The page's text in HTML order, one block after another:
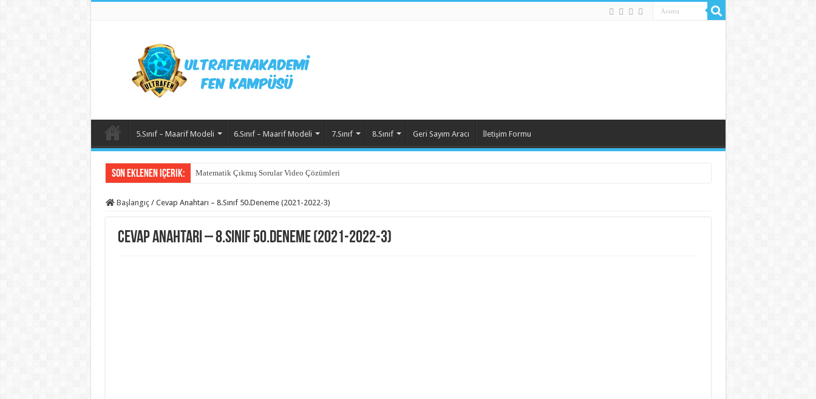
5.Sınıf – Maarif Modeli 6.Sınıf – Maarif Modeli 7.Sınıf 8.Sınıf Geri Sayım Aracı İletişim Formu
Son Eklenen içerik: Matematik Çıkmış Sorular Video Çözümleri
Matematik 6.Ünite Örnek Sorular Video Çözümleri
Başlangıç / Cevap Anahtarı – 8.Sınıf 50.Deneme (2021-2022-3)
Cevap Anahtarı – 8.Sınıf 50.Deneme (2021-2022-3)